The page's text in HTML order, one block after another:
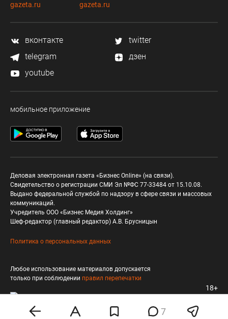
7
gazeta.ru
gazeta.ru
вконтакте
twitter
telegram
дзен
youtube
мобильное приложение
Деловая электронная газета «Бизнес Online» (на связи).
Свидетельство о регистрации СМИ Эл №ФС 77-33484 от 15.10.08.
Выдано федеральной службой по надзору в сфере связи и массовых
коммуникаций.
Учредитель ООО «Бизнес Медия Холдинг»
Шеф-редактор (главный редактор) А.В. Брусницын
Политика о персональных данных
Любое использование материалов допускается
только при соблюдении правил перепечатки
18+